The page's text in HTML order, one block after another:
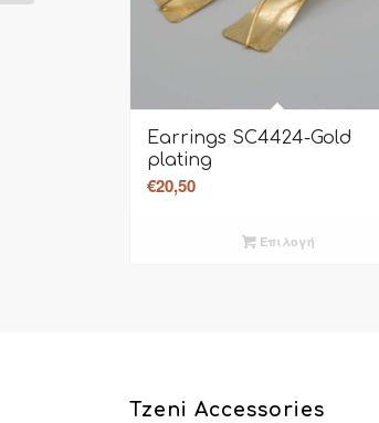
Earrings SC4424-Gold
plating
€20,50
Επιλογή
Tzeni Accessories